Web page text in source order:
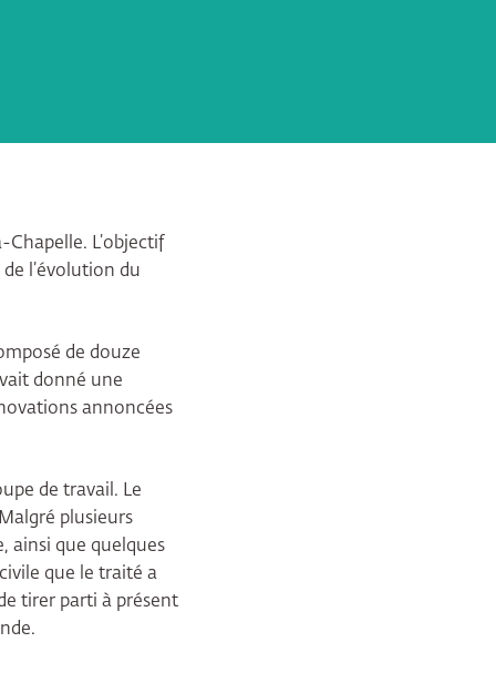
Chapelle. L’objectif
l’évolution du
de douze
donné une
annoncées
de travail. Le
plusieurs
ainsi que quelques
que le traité a
tirer parti à présent